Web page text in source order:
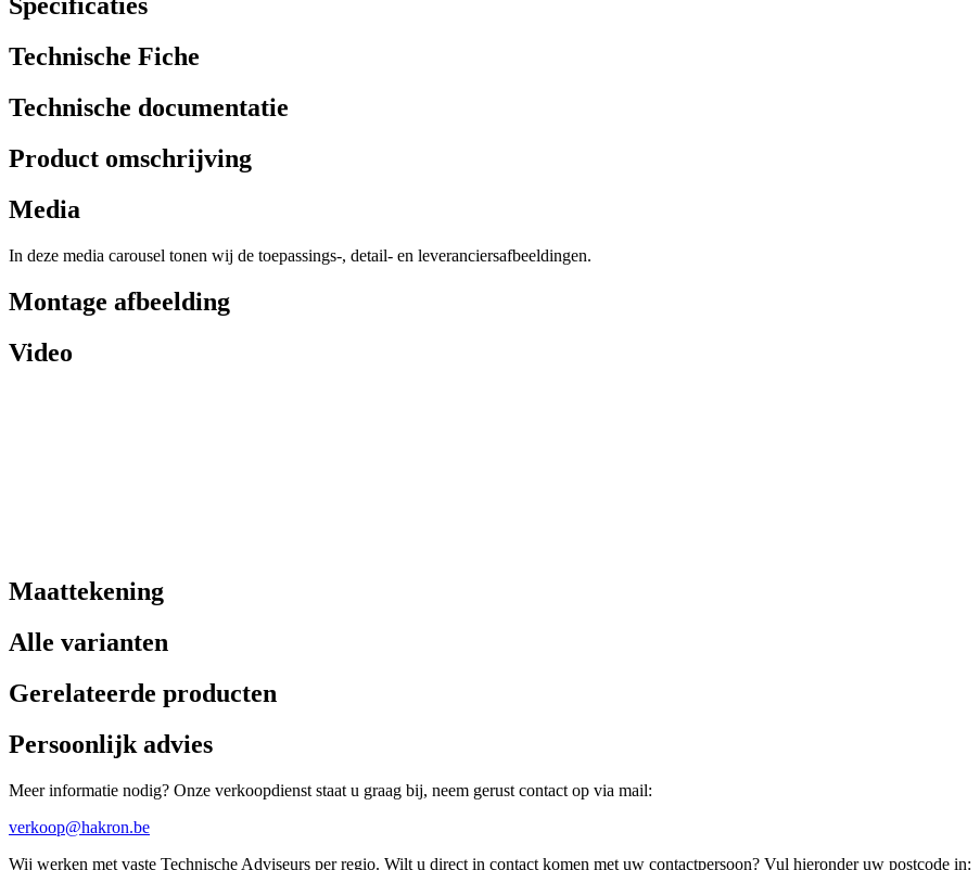
Specificaties
Technische Fiche
Technische documentatie
Product omschrijving
Media
In deze media carousel tonen wij de toepassings-, detail- en leveranciersafbeeldingen.
Montage afbeelding
Video
Maattekening
Alle varianten
Gerelateerde producten
Persoonlijk advies
Meer informatie nodig? Onze verkoopdienst staat u graag bij, neem gerust contact op via mail:
verkoop@hakron.be
Wij werken met vaste Technische Adviseurs per regio. Wilt u direct in contact komen met uw contactpersoon? Vul hieronder uw postcode in: